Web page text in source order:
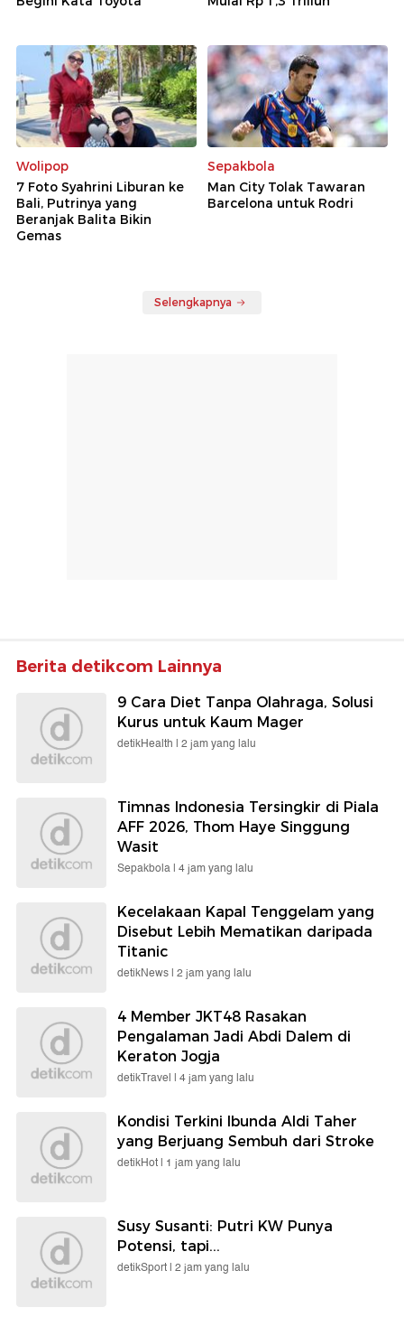
Wolipop
7 Foto Syahrini Liburan ke
Bali, Putrinya yang
Beranjak Balita Bikin
Gemas
Sepakbola
Man City Tolak Tawaran
Barcelona untuk Rodri
Selengkapnya
Berita detikcom Lainnya
9 Cara Diet Tanpa Olahraga, Solusi
Kurus untuk Kaum Mager
detikHealth | 2 jam yang lalu
Timnas Indonesia Tersingkir di Piala
AFF 2026, Thom Haye Singgung
Wasit
Sepakbola | 4 jam yang lalu
Kecelakaan Kapal Tenggelam yang
Disebut Lebih Mematikan daripada
Titanic
detikNews | 2 jam yang lalu
4 Member JKT48 Rasakan
Pengalaman Jadi Abdi Dalem di
Keraton Jogja
detikTravel | 4 jam yang lalu
Kondisi Terkini Ibunda Aldi Taher
yang Berjuang Sembuh dari Stroke
detikHot | 1 jam yang lalu
Susy Susanti: Putri KW Punya
Potensi, tapi...
detikSport | 2 jam yang lalu